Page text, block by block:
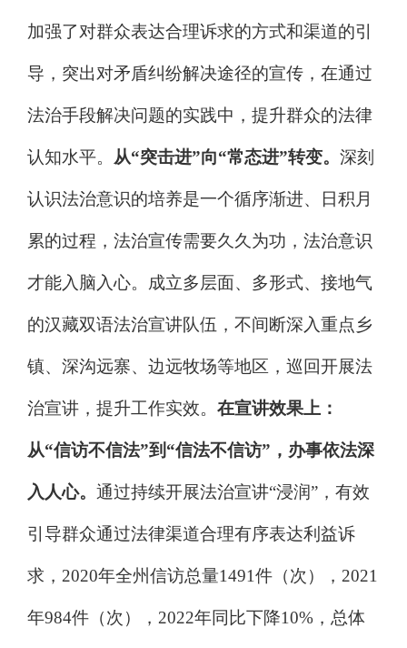
加强了对群众表达合理诉求的方式和渠道的引
导，突出对矛盾纠纷解决途径的宣传，在通过
法治手段解决问题的实践中，提升群众的法律
认知水平。 从“突击进”向“常态进”转变。 深刻
认识法治意识的培养是一个循序渐进、日积月
累的过程，法治宣传需要久久为功，法治意识
才能入脑入心。成立多层面、多形式、接地气
的汉藏双语法治宣讲队伍，不间断深入重点乡
镇、深沟远寨、边远牧场等地区，巡回开展法
治宣讲，提升工作实效。 在宣讲效果上：
从“信访不信法”到 “信法不信访” ，办事依法深
入人心。 通过持续开展法治宣讲“浸润” ，有效
引导群众通过法律渠道合理有序表达利益诉
求， 2020年全州信访总量1491件（次）， 2021
年984件（次）， 2022年同比下降10% ，总体